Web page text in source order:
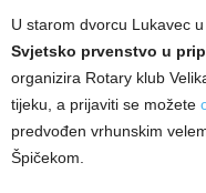
U starom dvorcu Lukavec
Svjetsko prvenstvo u
organizira Rotary klub
tijeku, a prijaviti se možete
predvođen vrhunskim
Špičekom.